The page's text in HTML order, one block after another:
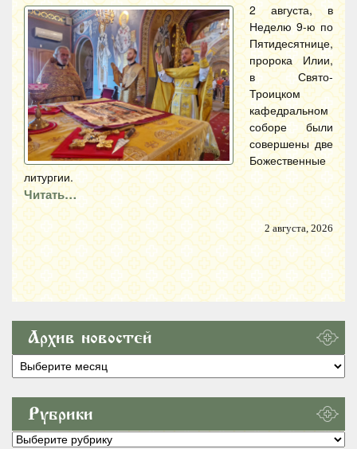
2 августа, в
Неделю 9-ю по
Пятидесятнице,
пророка Илии,
в Свято-
Троицком
кафедральном
соборе были
совершены две
Божественные
литургии.
Читать…
2 августа, 2026
Архив новостей
Архив
новостей
Рубрики
Рубрики